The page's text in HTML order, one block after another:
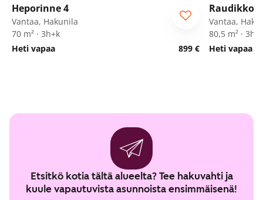
Heporinne 4
Vantaa, Hakunila
70 m² · 3h+k
Heti vapaa
899 €
ARA
Vantaa,
80,5 m² ·
Heti vapaa
Etsitkö kotia tältä alueelta? Tee hakuvahti ja
kuule vapautuvista asunnoista ensimmäisenä!